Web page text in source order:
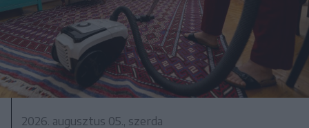
2026. augusztus 05., szerda